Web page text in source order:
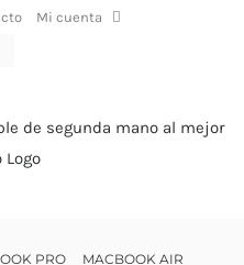
Mi cuenta
PRO MACBOOK AIR